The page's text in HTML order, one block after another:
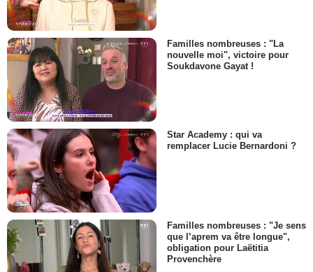
Familles nombreuses : "La
nouvelle moi", victoire pour
Soukdavone Gayat !
Star Academy : qui va
remplacer Lucie Bernardoni ?
Familles nombreuses : "Je sens
que l’aprem va être longue",
obligation pour Laëtitia
Provenchère